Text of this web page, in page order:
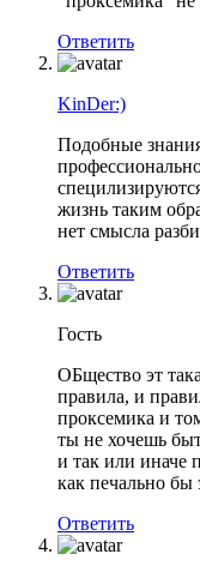
Ответить
KinDer:)
Подобные
жизнь таким
нет смысла
Ответить
Гость
ОБщество эт
правила, и
проксемика и
ты не хочешь
и так или иначе
как печально бы
Ответить